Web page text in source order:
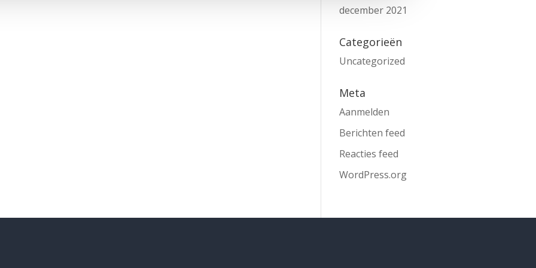
december 2021
Categorieën
Uncategorized
Meta
Aanmelden
Berichten feed
Reacties feed
WordPress.org